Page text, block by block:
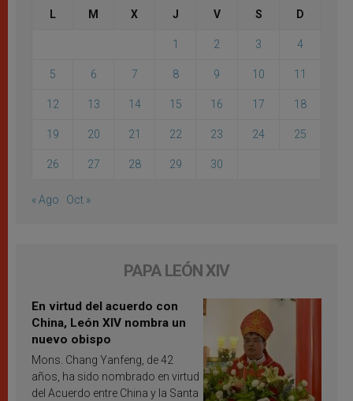
L M X J V S D
1 2 3 4
5 6 7 8 9 10 11
12 13 14 15 16 17 18
19 20 21 22 23 24 25
26 27 28 29 30
« Ago Oct »
PAPA LEÓN XIV
En virtud del acuerdo con
China, León XIV nombra un
nuevo obispo
Mons. Chang Yanfeng, de 42
años, ha sido nombrado en virtud
del Acuerdo entre China y la Santa